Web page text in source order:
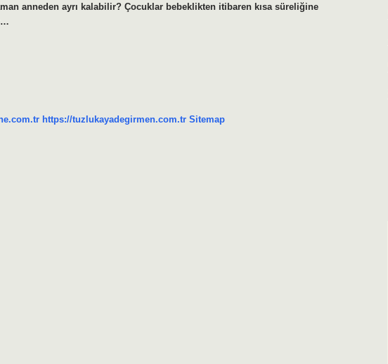
anneden ayrı kalabilir? Çocuklar bebeklikten itibaren kısa süreliğine
https://tuzlukayadegirmen.com.tr Sitemap